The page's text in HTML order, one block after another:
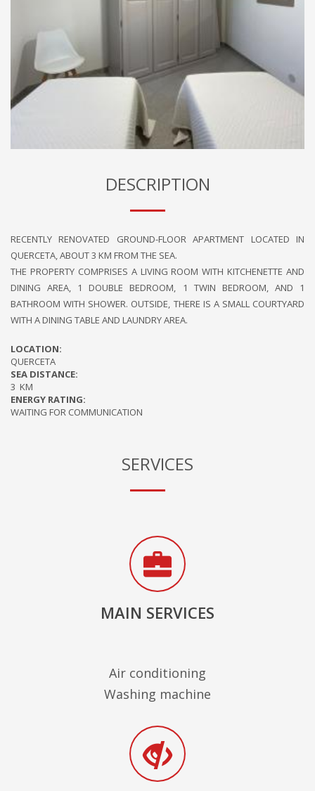
DESCRIPTION
RECENTLY RENOVATED GROUND-FLOOR APARTMENT LOCATED IN
QUERCETA, ABOUT 3 KM FROM THE SEA.
THE PROPERTY COMPRISES A LIVING ROOM WITH KITCHENETTE AND
DINING AREA, 1 DOUBLE BEDROOM, 1 TWIN BEDROOM, AND 1
BATHROOM WITH SHOWER. OUTSIDE, THERE IS A SMALL COURTYARD
WITH A DINING TABLE AND LAUNDRY AREA.
LOCATION:
QUERCETA
SEA DISTANCE:
3 KM
ENERGY RATING:
WAITING FOR COMMUNICATION
SERVICES
MAIN SERVICES
Air conditioning
Washing machine